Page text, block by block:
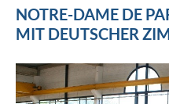
NOTRE-DAME DE
MIT DEUTSCHER